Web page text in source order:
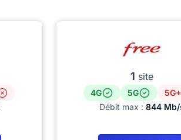
1 site
4G 5G
5G+
Débit max : 844 Mb/